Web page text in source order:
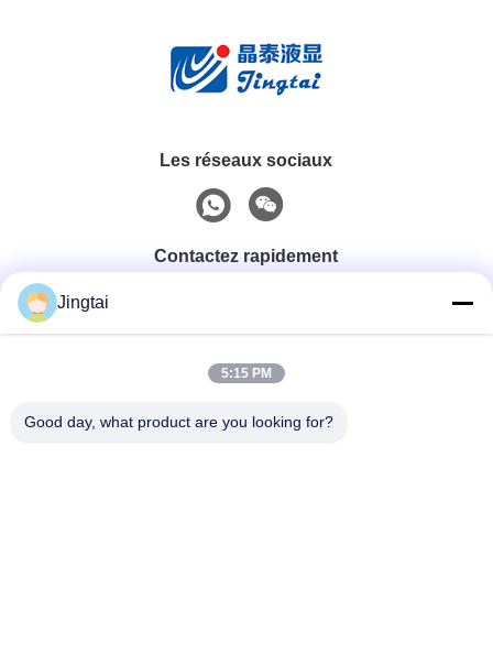
Les réseaux sociaux
Contactez rapidement
0086-755-27491128
E-Mail
Jingtai
5:15 PM
Good day, what product are you looking for?